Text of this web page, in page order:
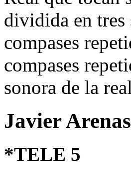
dividida en tres
compases
compases
sonora de la
Javier
*TELE 5